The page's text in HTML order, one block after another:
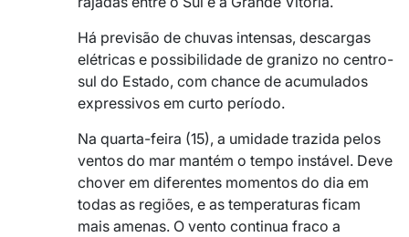
Há previsão de chuvas intensas, descargas
elétricas e possibilidade de granizo no centro-
sul do Estado, com chance de acumulados
expressivos em curto período.
Na quarta-feira (15), a umidade trazida pelos
ventos do mar mantém o tempo instável. Deve
chover em diferentes momentos do dia em
todas as regiões, e as temperaturas ficam
mais amenas. O vento continua fraco a